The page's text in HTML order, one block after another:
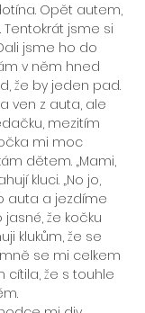
Opět autem,
jsme si
jsme ho do
v něm hned
že by jeden pad.
ven z auta, ale
mezitím
mi moc
dětem. „Mami,
kluci. „No jo,
auta a jezdíme
jasné, že kočku
klukům, že se
se mi celkem
cítila, že s touhle